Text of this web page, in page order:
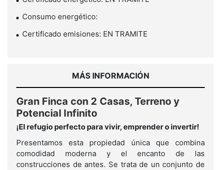
Consumo energético:
Certificado emisiones: EN TRAMITE
MÁS INFORMACIÓN
Gran Finca con 2 Casas, Terreno y
Potencial Infinito
¡El refugio perfecto para vivir, emprender o invertir!
Presentamos esta propiedad única que combina
comodidad moderna y el encanto de las
construcciones de antes. Se trata de un conjunto de